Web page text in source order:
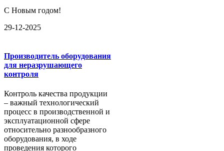
С Новым годом!
29-12-2025
Производитель оборудования
для неразрушающего
контроля
Контроль качества продукции
– важный технологический
процесс в производственной и
эксплуатационной сфере
относительно разнообразного
оборудования, в ходе
проведения которого